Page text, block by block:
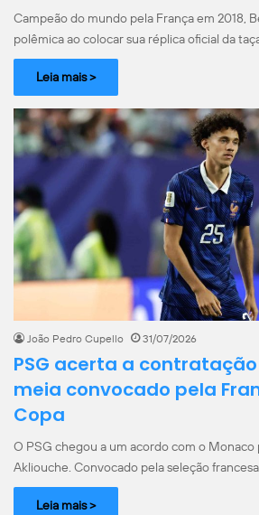
Campeão do mundo pela França em 2018,
polêmica ao colocar sua réplica oficial da
Leia mais >
João Pedro Cupello 31/07/2026
PSG acerta a
meia convocado pela
Copa
O PSG chegou a um acordo com o
Akliouche. Convocado pela seleção
Leia mais >